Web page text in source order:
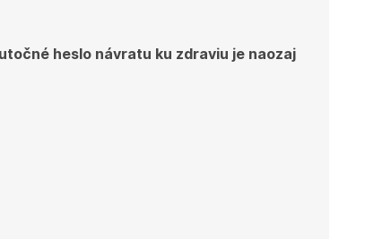
heslo návratu ku zdraviu je naozaj